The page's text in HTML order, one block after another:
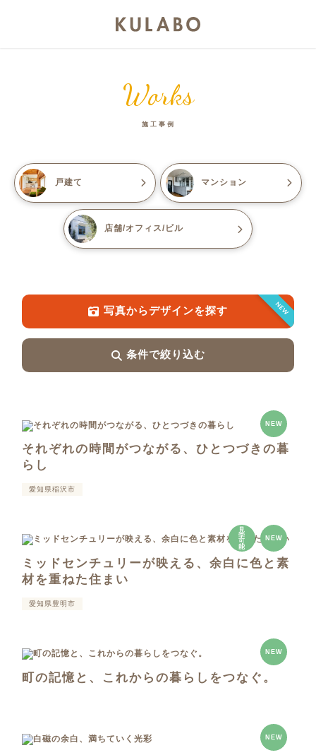
Works
施工事例
戸建て マンション
店舗/オフィス/ビル
NEW
写真からデザインを探す
条件で絞り込む
NEW
それぞれの時間がつながる、ひとつづきの暮
らし
愛知県稲沢市
見
学
可
能
NEW
ミッドセンチュリーが映える、余白に色と素
材を重ねた住まい
愛知県豊明市
NEW
町の記憶と、これからの暮らしをつなぐ。
NEW